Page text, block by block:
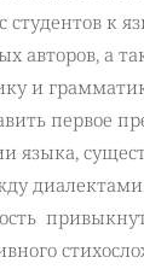
к
авторов, а
и
первое
языка,